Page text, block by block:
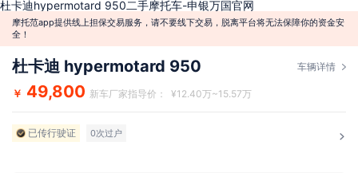
杜卡迪hypermotard 950二手摩托车-申银万国官网
摩托范app提供线上担保交易服务，请不要线下交易，脱离平台将无法保障你的资金安
全！
杜卡迪 hypermotard 950 车辆详情
￥ 49,800 新车厂家指导价： ¥12.40万~15.57万
已传行驶证 0次过户